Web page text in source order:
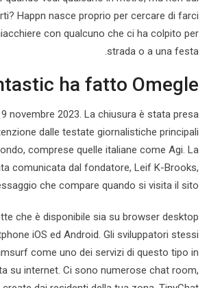
Happn nasce proprio per cercare di farci
con qualcuno che ci ha colpito per
strada o a una festa.
ha fatto Omegle?
novembre 2023. La chiusura è stata presa
dalle testate giornalistiche principali
comprese quelle italiane come Agi. La
comunicata dal fondatore, Leif K-Brooks,
che compare quando si visita il sito.
che è disponibile sia su browser desktop
iOS ed Android. Gli sviluppatori stessi
come uno dei servizi di questo tipo in
su internet. Ci sono numerose chat room,